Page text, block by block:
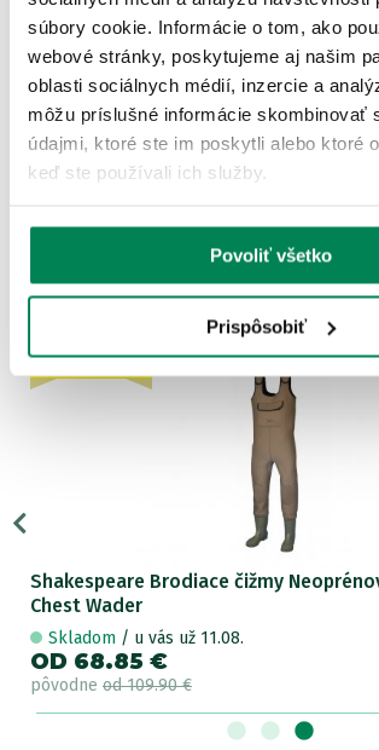
súbory cookie. Informácie o tom, ako
webové stránky, poskytujeme aj našim
oblasti sociálnych médií, inzercie a
môžu príslušné informácie skombinovať
údajmi, ktoré ste im poskytli alebo ktoré
keď ste používali ich služby.
Povoliť všetko
Prispôsobiť
model prsačiek vyrobených...
Zobraziť viac
HODNOTENIE
ĎALŠIE PRODUKTY TEJ
ZNAČKY
Shakespeare Brodiace čižmy
Chest Wader
Skladom / u vás už 11.08.
OD 68.85 €
pôvodne od 109.90 €